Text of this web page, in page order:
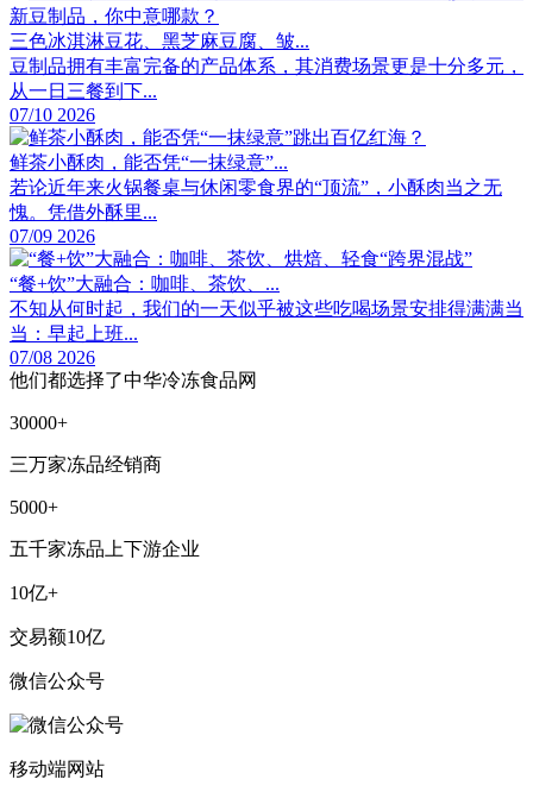
三色冰淇淋豆花、黑芝麻豆腐、皱...
豆制品拥有丰富完备的产品体系，其消费场景更是十分多元，
从一日三餐到下...
07/10 2026
鲜茶小酥肉，能否凭“一抹绿意”...
若论近年来火锅餐桌与休闲零食界的“顶流”，小酥肉当之无
愧。凭借外酥里...
07/09 2026
“餐+饮”大融合：咖啡、茶饮、...
不知从何时起，我们的一天似乎被这些吃喝场景安排得满满当
当：早起上班...
07/08 2026
他们都选择了中华冷冻食品网
30000+
三万家冻品经销商
5000+
五千家冻品上下游企业
10亿+
交易额10亿
微信公众号
移动端网站